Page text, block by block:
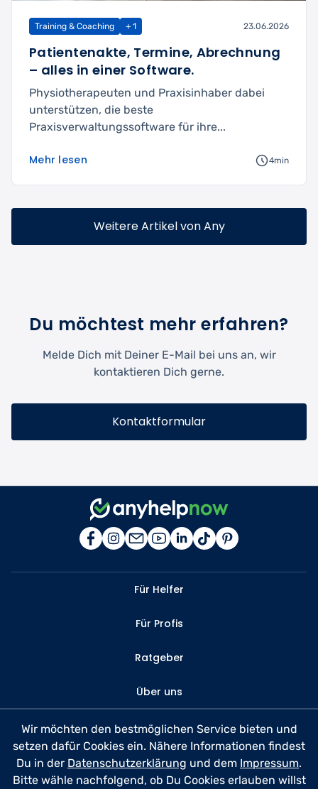
Training & Coaching + 1 23.06.2026
Patientenakte, Termine, Abrechnung
– alles in einer Software.
Physiotherapeuten und Praxisinhaber dabei
unterstützen, die beste
Praxisverwaltungssoftware für ihre...
Mehr lesen 4min
Weitere Artikel von Any
Du möchtest mehr erfahren?
Melde Dich mit Deiner E-Mail bei uns an, wir
kontaktieren Dich gerne.
Kontaktformular
Für Helfer
Für Profis
Ratgeber
Über uns
Kontakt
FAQ
Wir möchten den bestmöglichen Service bieten und
setzen dafür Cookies ein. Nähere Informationen findest
Du in der Datenschutzerklärung und dem Impressum.
Bitte wähle nachfolgend, ob Du Cookies erlauben willst